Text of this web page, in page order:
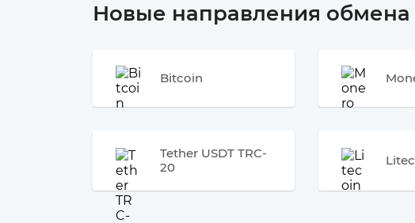
Новые направления обмена
Bitcoin
Tether USDT TRC-
20